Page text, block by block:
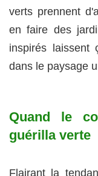
verts prennent
en faire des
inspirés laissent
dans le paysage
Quand le
guérilla verte
Flairant la